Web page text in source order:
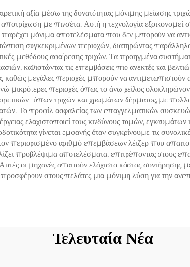
W, 3000 W,
κύματος 755
nm, 940 nm,
σύμφωνα με
MDR,
MDSAP
αξία μέσω της δυνατότητας μόνιμης μείωσης
με πινσέτα. Αυτή η τεχνολογία εξοικονομεί
μόνιμα αποτελέσματα που δεν μπορούν να
συγκεκριμένων περιοχών, διατηρώντας
μεθόδους αφαίρεσης τριχών. Τα προηγμένα
καθιστώντας τις επεμβάσεις πιο ανεκτές και
μεγάλες περιοχές μπορούν να αντιμετωπιστούν
μικρότερες περιοχές όπως το άνω χείλος
τύπων τριχών και χρωμάτων δέρματος, με
Το προφίλ ασφαλείας των επαγγελματικών
ελαχιστοποιεί τους κινδύνους τομών,
γίνεται εμφανής όταν συγκρίνουμε τις
περιορισμένο αριθμό επεμβάσεων λέιζερ που
προβλέψιμα αποτελέσματα, επιτρέποντας στους
οι μηχανές απαιτούν ελάχιστο κόστος συντήρησης
στους πελάτες μια μόνιμη λύση για την
Τελευταία Νέα